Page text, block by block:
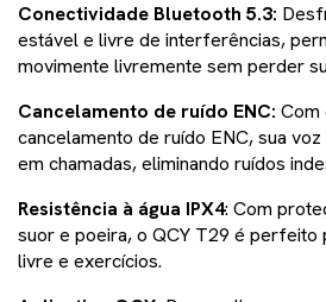
Conectividade Bluetooth 5.3:
estável e livre de interferências,
movimente livremente sem perder
Cancelamento de ruído ENC: Com
cancelamento de ruído ENC, sua
em chamadas, eliminando ruídos
Resistência à água IPX4: Com
suor e poeira, o QCY T29 é perfeito
livre e exercícios.